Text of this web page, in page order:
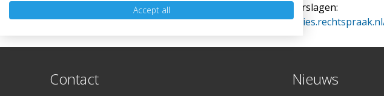
Faillissementsverslagen:
https://
Contact Nieuws
Accept all